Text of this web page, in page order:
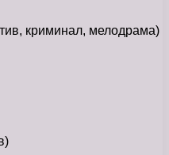
криминал, мелодрама)